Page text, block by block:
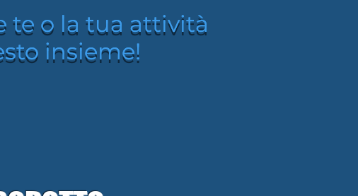
te o la tua attività
insieme!
te o la tua attività
insieme!